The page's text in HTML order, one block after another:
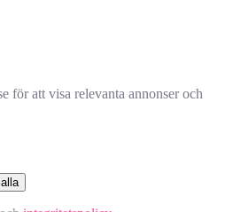
för att visa relevanta annonser och